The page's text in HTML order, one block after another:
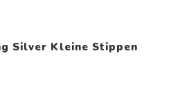
Silver Kleine Stippen